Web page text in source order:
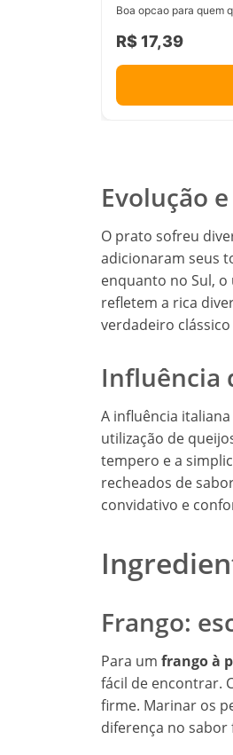
Boa opcao para quem
R$ 17,39
Evolução
O prato sofreu
adicionaram seus
enquanto no Sul,
refletem a rica
verdadeiro
Influência
A influência
utilização de
tempero e a
recheados de
convidativo e
Frango:
Para um frango à
fácil de encontrar.
firme. Marinar os
diferença no sabor